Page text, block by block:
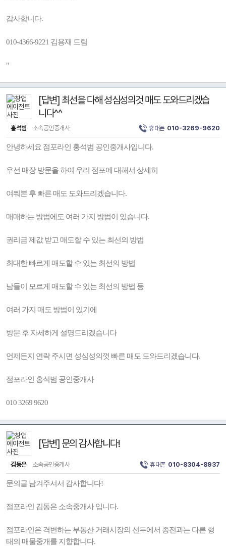
감사합니다.
010-4366-9221 김용재 드림
"
[답변] 최선을 다해 성심성의것 매도 도와드리겠습
니다^^
홍석범 소속공인중개사 휴대폰 010-3269-9620
안녕하세요 점포라인 홍석범 공인중개사입니다.
우선 매장 방문을 하여 우리 점포에 대해서 상세히
여쭤본 후 빠른 매도 도와드리겠습니다.
매매하는 방법에도 여러 가지 방법이 있습니다.
권리금 제값 받고 매도할 수 있는 최선의 방법
최대한 빠르게 매도할 수 있는 최선의 방법
남들이 모르게 매도할 수 있는 최선의 방법 등
여러 가지 매도 방법이 있기에
방문 후 자세하게 설명드리겠습니다
언제든지 연락 주시면 성심성의껏 빠른 매도 도와드리겠습니다.
점포라인 홍석범 공인중개사
010 3269 9620
[답변] 문의 감사합니다!
김동은 소속공인중개사 휴대폰 010-8304-8937
문의글 남겨주셔서 감사합니다!
점포라인 김동은 소속중개사 입니다.
점포라인은 격변하는 부동산 거래시장의 선두에서 종전과는 다른 형
태의 매물중개를 지향합니다.